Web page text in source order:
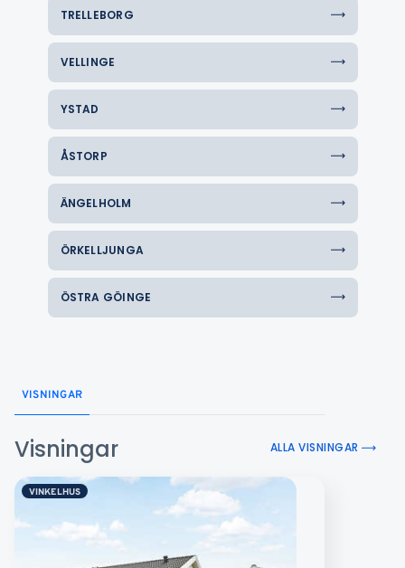
TRELLEBORG
VELLINGE
YSTAD
ÅSTORP
ÄNGELHOLM
ÖRKELLJUNGA
ÖSTRA GÖINGE
VISNINGAR
Visningar ALLA VISNINGAR
VINKELHUS